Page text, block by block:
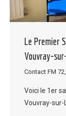
Le Premier
Vouvray-
Contact FM 72
Voici le 1er
Vouvray-sur-